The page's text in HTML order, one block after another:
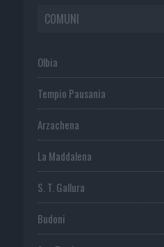
COMUNI
Olbia
Tempio Pausania
Arzachena
La Maddalena
S. T. Gallura
Budoni